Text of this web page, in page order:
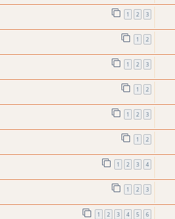
1 2 3
1 2
1 2 3
1 2
1 2 3
1 2
1 2 3 4
1 2 3
1 2 3 4 5 6